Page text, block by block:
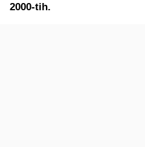
2000‑tih.